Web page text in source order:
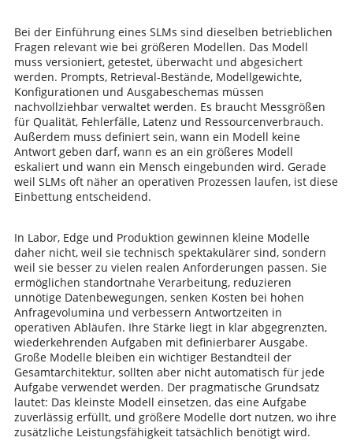
Bei der Einführung eines SLMs sind dieselben betrieblichen
Fragen relevant wie bei größeren Modellen. Das Modell
muss versioniert, getestet, überwacht und abgesichert
werden. Prompts, Retrieval-Bestände, Modellgewichte,
Konfigurationen und Ausgabeschemas müssen
nachvollziehbar verwaltet werden. Es braucht Messgrößen
für Qualität, Fehlerfälle, Latenz und Ressourcenverbrauch.
Außerdem muss definiert sein, wann ein Modell keine
Antwort geben darf, wann es an ein größeres Modell
eskaliert und wann ein Mensch eingebunden wird. Gerade
weil SLMs oft näher an operativen Prozessen laufen, ist diese
Einbettung entscheidend.
In Labor, Edge und Produktion gewinnen kleine Modelle
daher nicht, weil sie technisch spektakulärer sind, sondern
weil sie besser zu vielen realen Anforderungen passen. Sie
ermöglichen standortnahe Verarbeitung, reduzieren
unnötige Datenbewegungen, senken Kosten bei hohen
Anfragevolumina und verbessern Antwortzeiten in
operativen Abläufen. Ihre Stärke liegt in klar abgegrenzten,
wiederkehrenden Aufgaben mit definierbarer Ausgabe.
Große Modelle bleiben ein wichtiger Bestandteil der
Gesamtarchitektur, sollten aber nicht automatisch für jede
Aufgabe verwendet werden. Der pragmatische Grundsatz
lautet: Das kleinste Modell einsetzen, das eine Aufgabe
zuverlässig erfüllt, und größere Modelle dort nutzen, wo ihre
zusätzliche Leistungsfähigkeit tatsächlich benötigt wird.